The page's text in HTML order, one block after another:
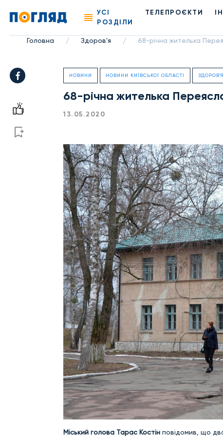
УСІ
РОЗДІЛИ
ТЕЛЕПРОЄКТИ
Головна / Здоров'я / 68-річна жителька
НОВИНИ НОВИНИ КИЇВСЬКОЇ ОБЛАСТІ ЗДОРОВ'Я
68-річна жителька
13.05.2020
Міський голова Тарас Костін повідомив, що